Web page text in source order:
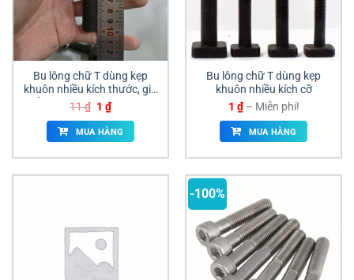
Bu lông chữ T dùng kẹp
khuôn nhiều kích thước, giá
sỉ cạnh tranh. Nhà phân
phối cấp 1, hàng sẵn kho
giao ngay số lượng lớn tại
ANAN.
11₫ Giá
gốc
là:
11 ₫.
1₫Giá
hiện
tại
là:
MUA HÀNG
Bu lông chữ T dùng kẹp
khuôn nhiều kích cỡ
1 ₫ – Miễn phí!Khoảng
từ
Miễn
MUA HÀNG
-100%